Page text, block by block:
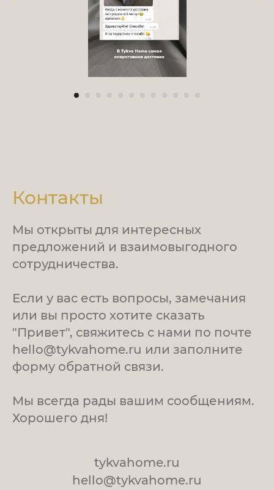
Контакты
Мы открыты для интересных
предложений и взаимовыгодного
сотрудничества.
Если у вас есть вопросы, замечания
или вы просто хотите сказать
"Привет", свяжитесь с нами по почте
hello@tykvahome.ru или заполните
форму обратной связи.
Мы всегда рады вашим сообщениям.
Хорошего дня!
tykvahome.ru
hello@tykvahome.ru